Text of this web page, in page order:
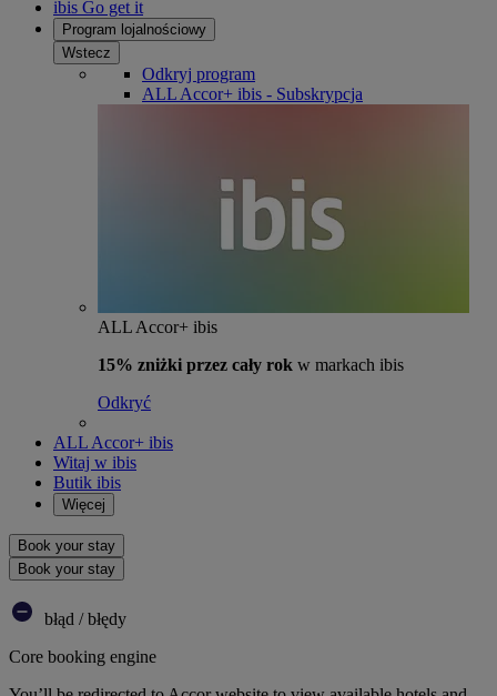
ibis Go get it
Program lojalnościowy
Wstecz
Odkryj program
ALL Accor+ ibis - Subskrypcja
ALL Accor+ ibis
15% zniżki przez cały rok w markach ibis
Odkryć
ALL Accor+ ibis
Witaj w ibis
Butik ibis
Więcej
Book your stay
Book your stay
błąd / błędy
Core booking engine